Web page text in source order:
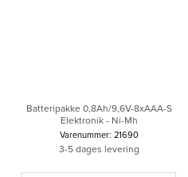
Batteripakke 0,8Ah/9,6V-8xAAA-S
Elektronik - Ni-Mh
Varenummer: 21690
3-5 dages levering